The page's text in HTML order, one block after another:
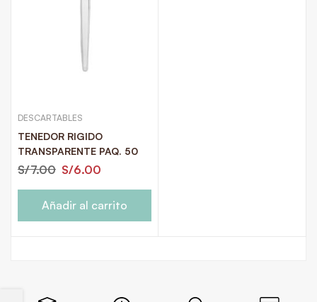
DESCARTABLES
TENEDOR RIGIDO
TRANSPARENTE PAQ. 50
S/7.00 S/6.00
Añadir al carrito